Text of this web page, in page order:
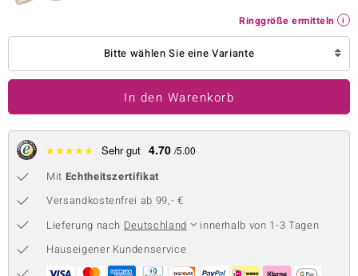
BY DE MELO
Collection
Ringgröße ermitteln
Bitte wählen Sie eine Variante
In den Warenkorb
★★★★★ Sehr gut 4.70 /5.00
Mit Echtheitszertifikat
Versandkostenfrei ab 99,- €
Lieferung nach Deutschland
innerhalb von 1-3 Tagen
Hauseigener Kundenservice